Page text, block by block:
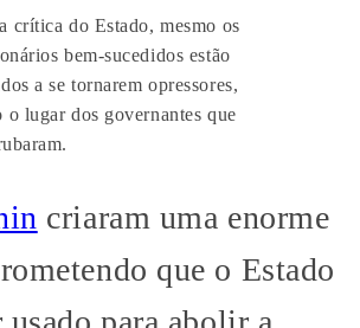
crítica do Estado, mesmo os
bem-sucedidos estão
a se tornarem opressores,
o lugar dos governantes que
criaram uma enorme
que o Estado